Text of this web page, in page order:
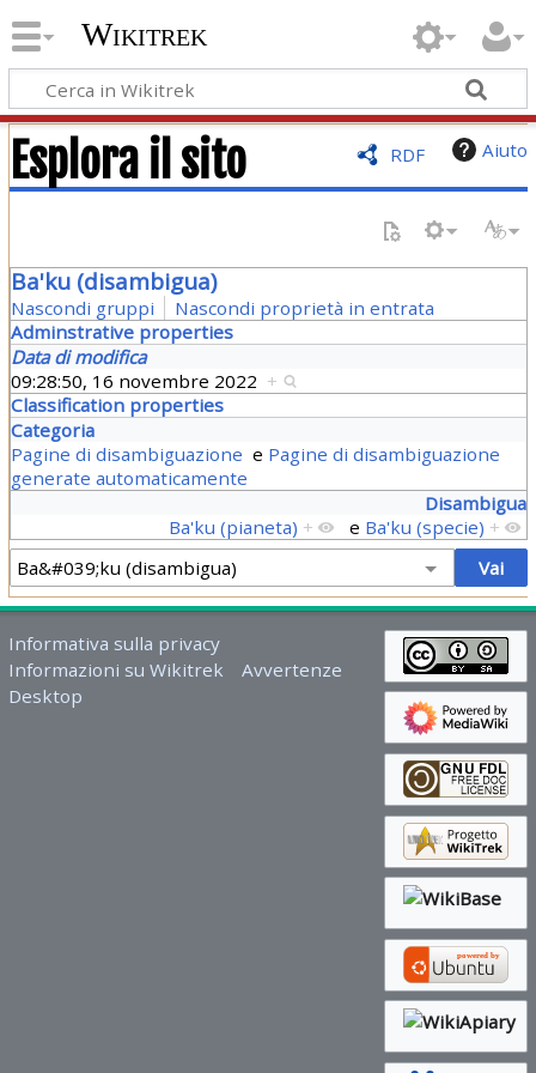
Wikitrek
RDF Aiuto
Esplora il sito
Ba'ku (disambigua)
Nascondi gruppi
Nascondi proprietà in entrata
Adminstrative properties
Data di modifica
09:28:50, 16 novembre 2022 +
Classification properties
Categoria
Pagine di disambiguazione e Pagine di disambiguazione
generate automaticamente
Disambigua
Ba'ku (pianeta) + e Ba'ku (specie) +
Informativa sulla privacy
Informazioni su Wikitrek
Avvertenze
Desktop